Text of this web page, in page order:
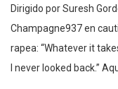
Dirigido por Suresh
Champagne937 en
rapea: “Whatever it
I never looked back.”